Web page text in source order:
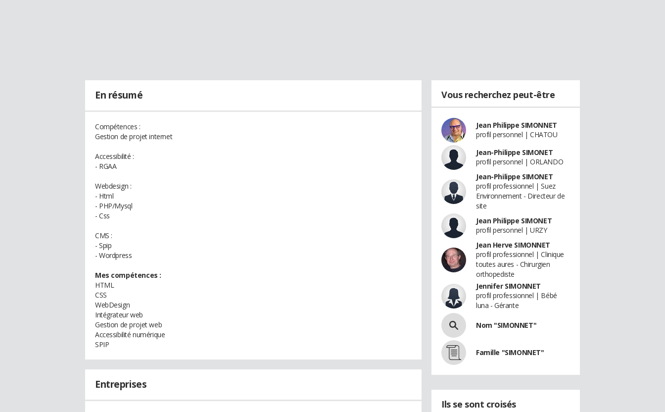
En résumé
Compétences :
Gestion de projet internet
Accessibilité :
- RGAA
Webdesign :
- Html
- PHP/Mysql
- Css
CMS :
- Spip
- Wordpress
Mes compétences :
HTML
CSS
WebDesign
Intégrateur web
Gestion de projet web
Accessibilité numérique
SPIP
Entreprises
Vous recherchez peut-être
Jean Philippe SIMONNET
profil personnel | CHATOU
Jean-Philippe SIMONET
profil personnel | ORLANDO
Jean-Philippe SIMONET
profil professionnel | Suez
Environnement - Directeur de
site
Jean Philippe SIMONET
profil personnel | URZY
Jean Herve SIMONNET
profil professionnel | Clinique
toutes aures - Chirurgien
orthopediste
Jennifer SIMONNET
profil professionnel | Bébé
luna - Gérante
Nom "SIMONNET"
Famille "SIMONNET"
Ils se sont croisés